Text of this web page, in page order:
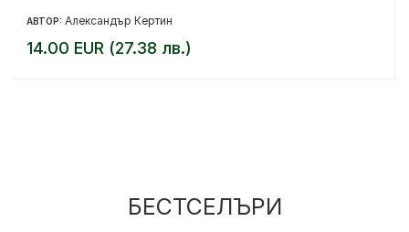
АВТОР: Александър Кертин
14.00 EUR (27.38 лв.)
БЕСТСЕЛЪРИ